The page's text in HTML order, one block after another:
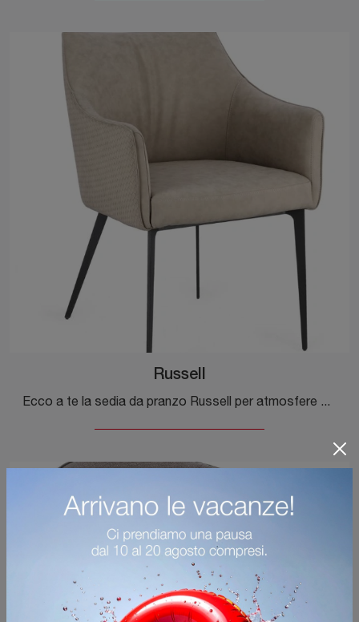
Russell
Ecco a te la sedia da pranzo Russell per atmosfere moderne, tra le più originali Sedie fisse di Bizzotto.